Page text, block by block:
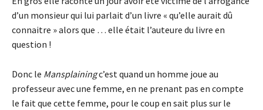
d’un monsieur qui lui parlait d’un livre « qu’elle aurait dû
connaitre » alors que … elle était l’auteure du livre en
question !
Donc le Mansplainingc’est quand un homme joue au
professeur avec une femme, en ne prenant pas en compte
le fait que cette femme, pour le coup en sait plus sur le